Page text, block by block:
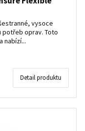
vysoce
potřeb oprav. Toto
nabízí...
Detail produktu